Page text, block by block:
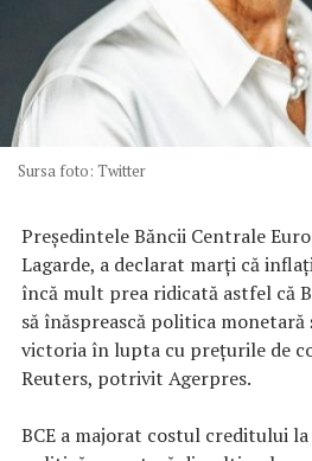
Sursa foto: Twitter
Preşedintele Băncii Centrale
Lagarde, a declarat marţi că
încă mult prea ridicată astfel că
să înăsprească politica monetară
victoria în lupta cu preţurile de
Reuters, potrivit Agerpres.
BCE a majorat costul creditului